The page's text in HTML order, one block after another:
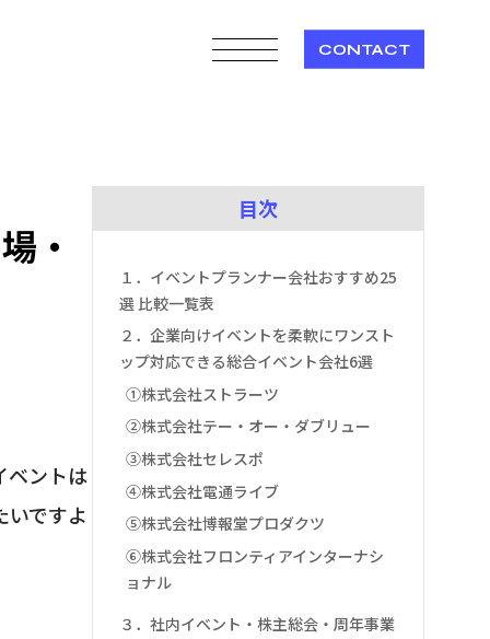
CONTACT
・
ベントは
いですよ
目次
１．イベントプランナー会社おすすめ25
選 比較一覧表
２．企業向けイベントを柔軟にワンスト
ップ対応できる総合イベント会社6選
①株式会社ストラーツ
②株式会社テー・オー・ダブリュー
③株式会社セレスポ
④株式会社電通ライブ
⑤株式会社博報堂プロダクツ
⑥株式会社フロンティアインターナシ
ョナル
３．社内イベント・株主総会・周年事業